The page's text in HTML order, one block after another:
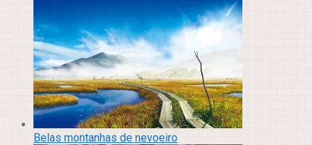
Belas montanhas de nevoeiro